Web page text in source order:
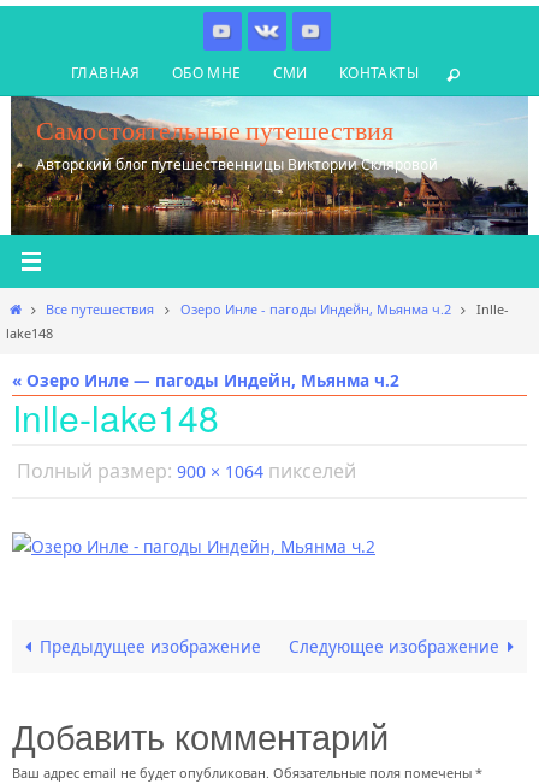
содержимому
ГЛАВНАЯ ОБО МНЕ СМИ КОНТАКТЫ
Самостоятельные путешествия
Авторский блог путешественницы Виктории Скляровой
Главная
Все путешествия Озеро Инле - пагоды Индейн, Мьянма ч.2
Inlle-
lake148
« Озеро Инле — пагоды Индейн, Мьянма ч.2
Inlle-lake148
Полный размер: 900 × 1064 пикселей
Предыдущее изображение Следующее изображение
Добавить комментарий
Ваш адрес email не будет опубликован. Обязательные поля помечены *